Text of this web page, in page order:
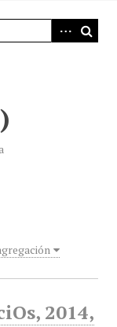
2014,